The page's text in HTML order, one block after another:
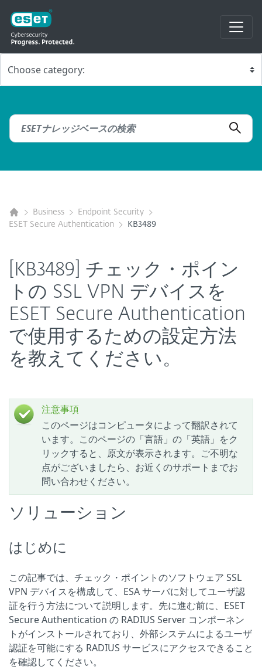
Business
Endpoint Security
ESET Secure Authentication
KB3489
[KB3489] チェック・ポイン
トの SSL VPN デバイスを
ESET Secure Authentication
で使用するための設定方法
を教えてください。
注意事項
このページはコンピュータによって翻訳されて
います。このページの「言語」の「英語」をク
リックすると、原文が表示されます。ご不明な
点がございましたら、お近くのサポートまでお
問い合わせください。
ソリューション
はじめに
この記事では、チェック・ポイントのソフトウェア SSL
VPN デバイスを構成して、ESA サーバに対してユーザ認
証を行う方法について説明します。先に進む前に、ESET
Secure Authentication の RADIUS Server コンポーネン
トがインストールされており、外部システムによるユーザ
認証を可能にする RADIUS サービスにアクセスできること
を確認してください。